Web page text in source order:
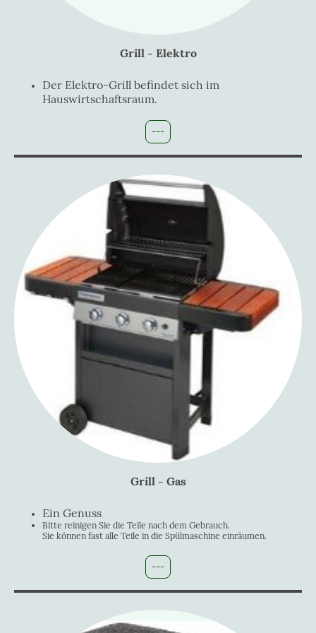
Grill - Elektro
Der Elektro-Grill befindet sich im
Hauswirtschaftsraum.
---
Grill - Gas
Ein Genuss
Bitte reinigen Sie die Teile nach dem Gebrauch.
Sie können fast alle Teile in die Spülmaschine einräumen.
---